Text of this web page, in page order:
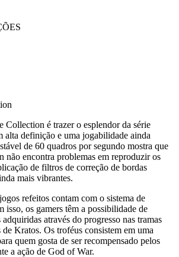
Collection é trazer o esplendor da série
alta definição e uma jogabilidade ainda
de 60 quadros por segundo mostra que
não encontra problemas em reproduzir os
de filtros de correção de bordas
mais vibrantes.
refeitos contam com o sistema de
isso, os gamers têm a possibilidade de
através do progresso nas tramas
Kratos. Os troféus consistem em uma
quem gosta de ser recompensado pelos
a ação de God of War.